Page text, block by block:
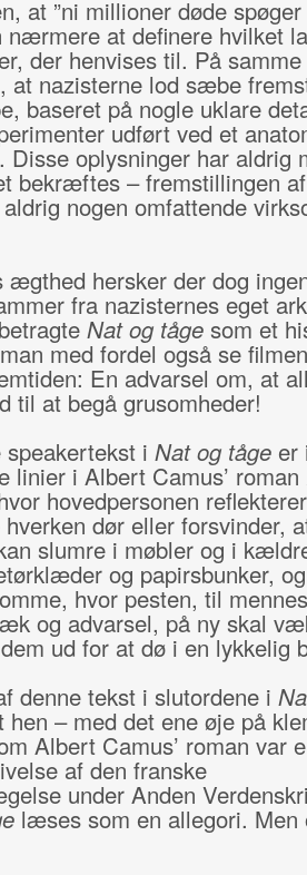
at ”ni millioner døde
nærmere at definere hvilket
der henvises til. På
at nazisterne lod sæbe
baseret på nogle uklare
udført ved et
Disse oplysninger har aldrig
bekræftes – fremstillingen
nogen omfattende
ægthed hersker der dog
fra nazisternes eget
Nat og tågesom et
med fordel også se
En advarsel om, at
til at begå grusomheder!
i Nat og tågeer
linier i Albert Camus’ roman
hovedpersonen
hverken dør eller forsvinder,
slumre i møbler og i
og papirsbunker,
hvor pesten, til
og advarsel, på ny skal
ud for at dø i en lykkelig
denne tekst i slutordene i
hen – med det ene øje på
Albert Camus’ roman var
af den franske
under Anden
læses som en allegori. Men